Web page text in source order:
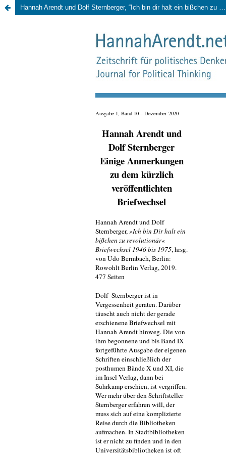
Hannah Arendt und Dolf Sternberger, “Ich bin dir halt ein bißchen zu revolutionär“. Briefwechsel 1945 bis 1975, hrsg. von Udo Bermbach, Berlin: Rowohlt – Berlin Verlag, 2019, 477 Seiten.